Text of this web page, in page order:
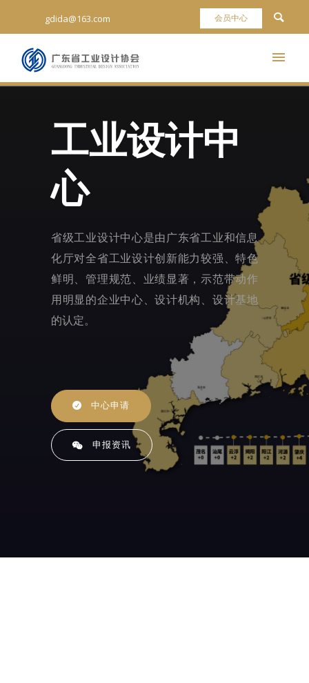
gdida@163.com
工业设计中
心
省级工业设计中心是由广东省工业和信息
化厅对全省工业设计创新能力较强、特色
鲜明、管理规范、业绩显著，示范带动作
用明显的企业中心、设计机构、设计基地
的认定。
中心申请
申报资讯